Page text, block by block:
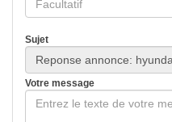
Sujet
Votre message